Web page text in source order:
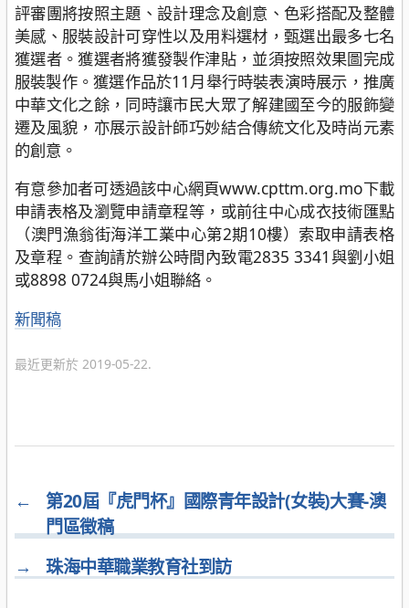
評審團將按照主題、設計理念及創意、色彩搭配及整體
美感、服裝設計可穿性以及用料選材，甄選出最多七名
獲選者。獲選者將獲發製作津貼，並須按照效果圖完成
服裝製作。獲選作品於11月舉行時裝表演時展示，推廣
中華文化之餘，同時讓市民大眾了解建國至今的服飾變
遷及風貌，亦展示設計師巧妙結合傳統文化及時尚元素
的創意。
有意參加者可透過該中心網頁www.cpttm.org.mo下載
申請表格及瀏覽申請章程等，或前往中心成衣技術匯點
（澳門漁翁街海洋工業中心第2期10樓）索取申請表格
及章程。查詢請於辦公時間內致電2835 3341與劉小姐
或8898 0724與馬小姐聯絡。
分
新聞稿
最近更新於 2019-05-22.
←
第20屆『虎門杯』國際青年設計(女裝)大賽-澳
門區徵稿
→
珠海中華職業教育社到訪